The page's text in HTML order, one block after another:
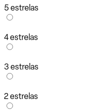
5 estrelas
4 estrelas
3 estrelas
2 estrelas